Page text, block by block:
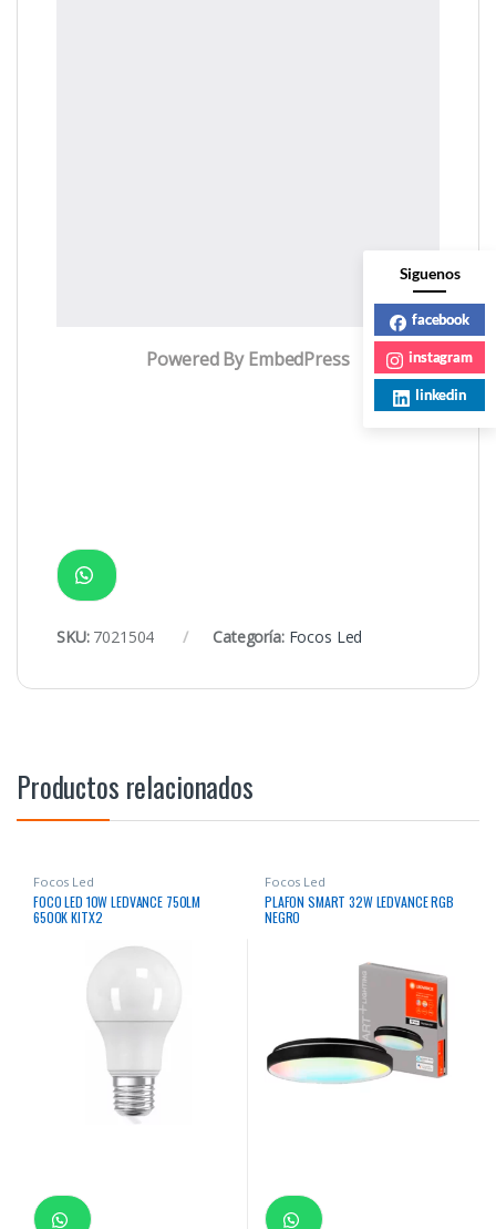
Powered By EmbedPress
SKU: 7021504 Categoría: Focos Led
Productos relacionados
Focos Led
FOCO LED 10W LEDVANCE 750LM
6500K KITX2
Focos Led
PLAFON SMART 32W LEDVANCE RGB
NEGRO
Siguenos
facebook
instagram
linkedin